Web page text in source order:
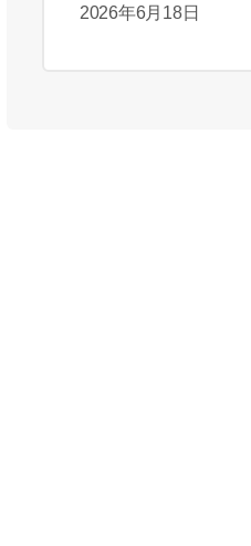
2026年6月18日